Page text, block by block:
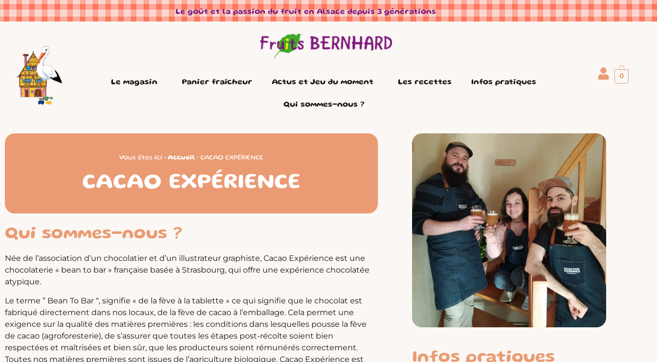
Le goût et la passion du fruit en Alsace depuis 3 générations
Le magasin Panier fraîcheur Actus et Jeu du moment Les recettes Infos pratiques
Qui sommes-nous ?
0
Vous êtes ici ›Accueil •CACAO EXPÉRIENCE
CACAO EXPÉRIENCE
Qui sommes-nous ?
Née de l’association d’un chocolatier et d’un illustrateur graphiste, Cacao Expérience est une
chocolaterie « bean to bar » française basée à Strasbourg, qui offre une expérience chocolatée
atypique.
Le terme ” Bean To Bar “, signifie « de la fève à la tablette » ce qui signifie que le chocolat est
fabriqué directement dans nos locaux, de la fève de cacao à l’emballage. Cela permet une
exigence sur la qualité des matières premières : les conditions dans lesquelles pousse la fève
de cacao (agroforesterie), de s’assurer que toutes les étapes post-récolte soient bien
respectées et maîtrisées et bien sûr, que les producteurs soient rémunérés correctement.
Toutes nos matières premières sont issues de l’agriculture biologique. Cacao Expérience est
Infos pratiques
Panneau de gestion des cookies